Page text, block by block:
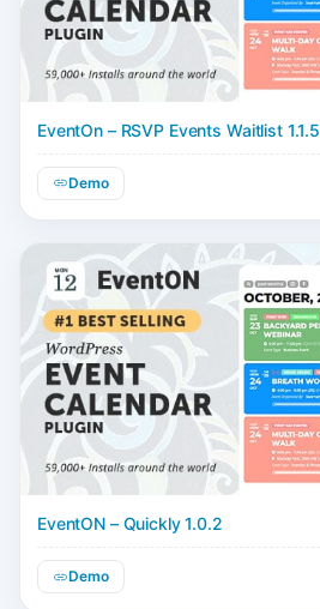
EventOn – RSVP Events Waitlist 1.1.5
Demo
EventON – Quickly 1.0.2
Demo